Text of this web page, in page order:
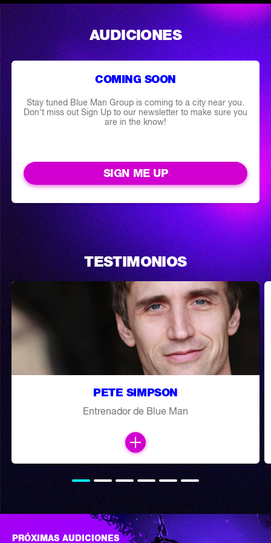
AUDICIONES
COMING SOON
Stay tuned Blue Man Group is coming to a city near you.
Don't miss out Sign Up to our newsletter to make sure you
are in the know!
SIGN ME UP
TESTIMONIOS
PETE SIMPSON
Entrenador de Blue Man
PRÓXIMAS AUDICIONES